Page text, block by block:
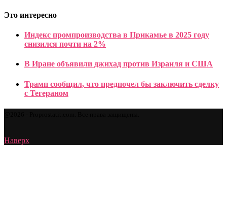
Это интересно
Индекс промпроизводства в Прикамье в 2025 году
снизился почти на 2%
В Иране объявили джихад против Израиля и США
Трамп сообщил, что предпочел бы заключить сделку
с Тегераном
Наверх